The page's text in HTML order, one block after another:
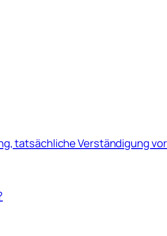
tatsächliche Verständigung